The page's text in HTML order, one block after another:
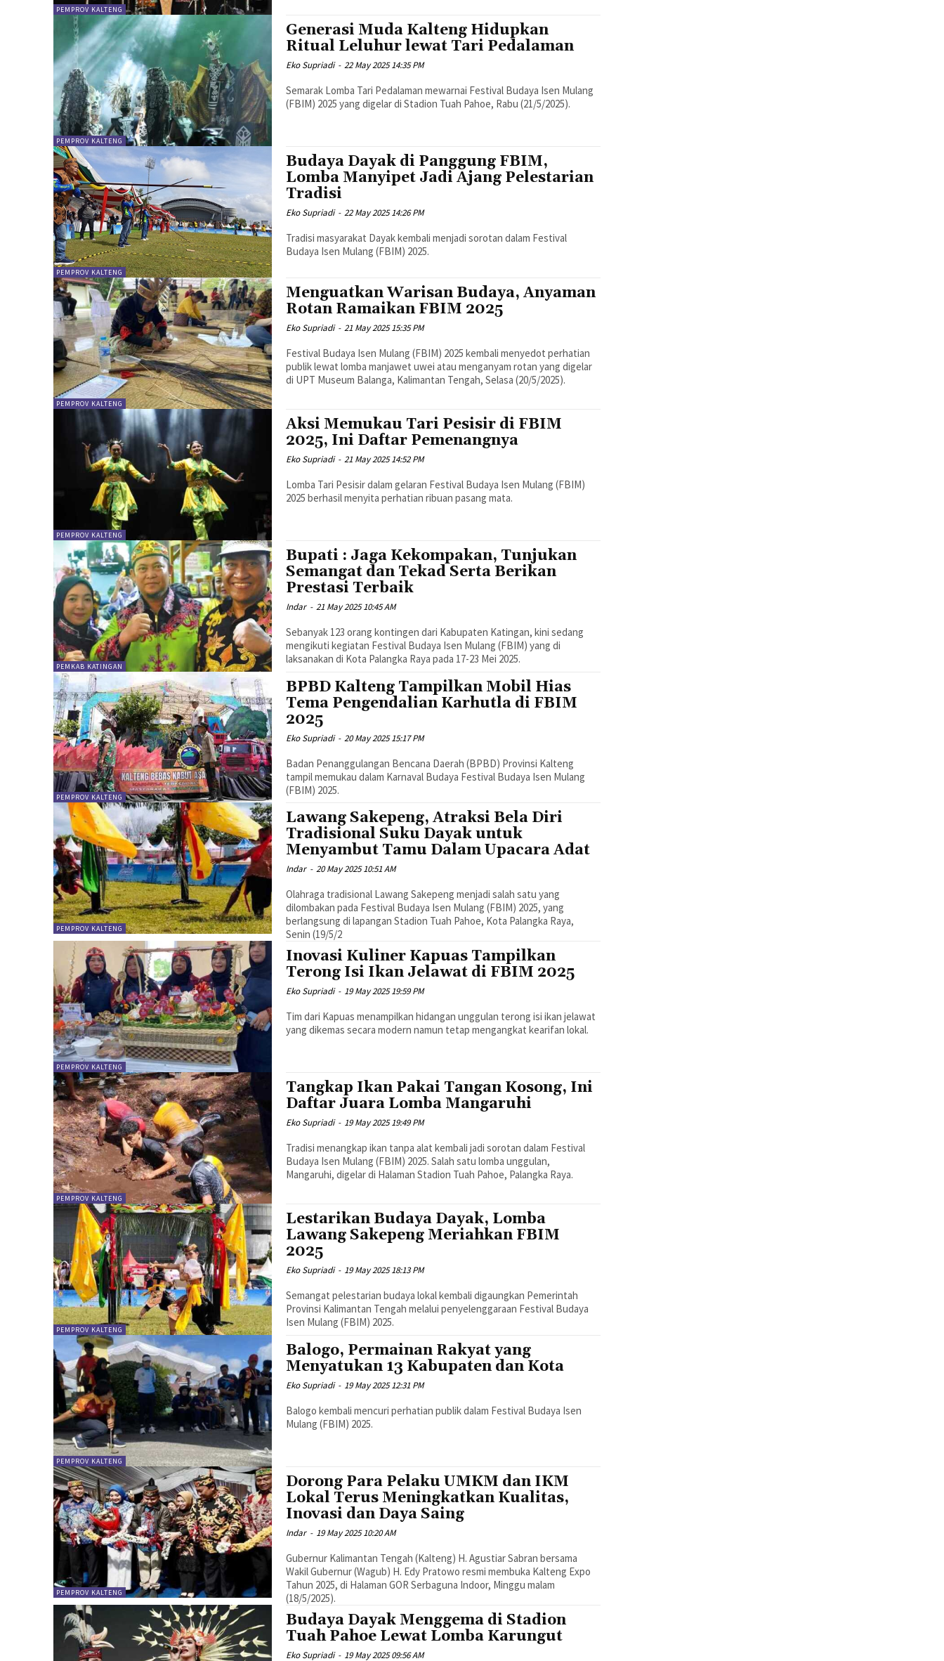
PEMPROV KALTENG
PEMPROV KALTENG
Generasi Muda Kalteng Hidupkan
Ritual Leluhur lewat Tari Pedalaman
Eko Supriadi - 22 May 2025 14:35 PM
Semarak Lomba Tari Pedalaman mewarnai Festival Budaya Isen Mulang
(FBIM) 2025 yang digelar di Stadion Tuah Pahoe, Rabu (21/5/2025).
PEMPROV KALTENG
Budaya Dayak di Panggung FBIM,
Lomba Manyipet Jadi Ajang Pelestarian
Tradisi
Eko Supriadi - 22 May 2025 14:26 PM
Tradisi masyarakat Dayak kembali menjadi sorotan dalam Festival
Budaya Isen Mulang (FBIM) 2025.
PEMPROV KALTENG
Menguatkan Warisan Budaya, Anyaman
Rotan Ramaikan FBIM 2025
Eko Supriadi - 21 May 2025 15:35 PM
Festival Budaya Isen Mulang (FBIM) 2025 kembali menyedot perhatian
publik lewat lomba manjawet uwei atau menganyam rotan yang digelar
di UPT Museum Balanga, Kalimantan Tengah, Selasa (20/5/2025).
PEMPROV KALTENG
Aksi Memukau Tari Pesisir di FBIM
2025, Ini Daftar Pemenangnya
Eko Supriadi - 21 May 2025 14:52 PM
Lomba Tari Pesisir dalam gelaran Festival Budaya Isen Mulang (FBIM)
2025 berhasil menyita perhatian ribuan pasang mata.
PEMKAB KATINGAN
Bupati : Jaga Kekompakan, Tunjukan
Semangat dan Tekad Serta Berikan
Prestasi Terbaik
Indar - 21 May 2025 10:45 AM
Sebanyak 123 orang kontingen dari Kabupaten Katingan, kini sedang
mengikuti kegiatan Festival Budaya Isen Mulang (FBIM) yang di
laksanakan di Kota Palangka Raya pada 17-23 Mei 2025.
PEMPROV KALTENG
BPBD Kalteng Tampilkan Mobil Hias
Tema Pengendalian Karhutla di FBIM
2025
Eko Supriadi - 20 May 2025 15:17 PM
Badan Penanggulangan Bencana Daerah (BPBD) Provinsi Kalteng
tampil memukau dalam Karnaval Budaya Festival Budaya Isen Mulang
(FBIM) 2025.
PEMPROV KALTENG
Lawang Sakepeng, Atraksi Bela Diri
Tradisional Suku Dayak untuk
Menyambut Tamu Dalam Upacara Adat
Indar - 20 May 2025 10:51 AM
Olahraga tradisional Lawang Sakepeng menjadi salah satu yang
dilombakan pada Festival Budaya Isen Mulang (FBIM) 2025, yang
berlangsung di lapangan Stadion Tuah Pahoe, Kota Palangka Raya,
Senin (19/5/2
PEMPROV KALTENG
Inovasi Kuliner Kapuas Tampilkan
Terong Isi Ikan Jelawat di FBIM 2025
Eko Supriadi - 19 May 2025 19:59 PM
Tim dari Kapuas menampilkan hidangan unggulan terong isi ikan jelawat
yang dikemas secara modern namun tetap mengangkat kearifan lokal.
PEMPROV KALTENG
Tangkap Ikan Pakai Tangan Kosong, Ini
Daftar Juara Lomba Mangaruhi
Eko Supriadi - 19 May 2025 19:49 PM
Tradisi menangkap ikan tanpa alat kembali jadi sorotan dalam Festival
Budaya Isen Mulang (FBIM) 2025. Salah satu lomba unggulan,
Mangaruhi, digelar di Halaman Stadion Tuah Pahoe, Palangka Raya.
PEMPROV KALTENG
Lestarikan Budaya Dayak, Lomba
Lawang Sakepeng Meriahkan FBIM
2025
Eko Supriadi - 19 May 2025 18:13 PM
Semangat pelestarian budaya lokal kembali digaungkan Pemerintah
Provinsi Kalimantan Tengah melalui penyelenggaraan Festival Budaya
Isen Mulang (FBIM) 2025.
PEMPROV KALTENG
Balogo, Permainan Rakyat yang
Menyatukan 13 Kabupaten dan Kota
Eko Supriadi - 19 May 2025 12:31 PM
Balogo kembali mencuri perhatian publik dalam Festival Budaya Isen
Mulang (FBIM) 2025.
PEMPROV KALTENG
Dorong Para Pelaku UMKM dan IKM
Lokal Terus Meningkatkan Kualitas,
Inovasi dan Daya Saing
Indar - 19 May 2025 10:20 AM
Gubernur Kalimantan Tengah (Kalteng) H. Agustiar Sabran bersama
Wakil Gubernur (Wagub) H. Edy Pratowo resmi membuka Kalteng Expo
Tahun 2025, di Halaman GOR Serbaguna Indoor, Minggu malam
(18/5/2025).
Budaya Dayak Menggema di Stadion
Tuah Pahoe Lewat Lomba Karungut
Eko Supriadi - 19 May 2025 09:56 AM